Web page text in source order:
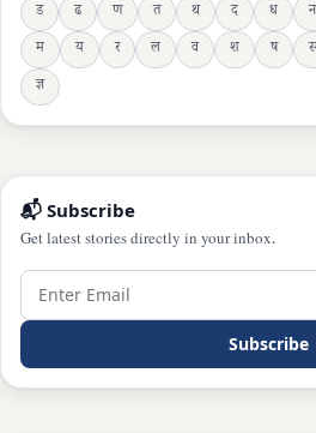
ड
ढ ण त थ द ध न
म
य र ल व श ष
ज्ञ
📬 Subscribe
Get latest stories directly in your inbox.
Subscribe